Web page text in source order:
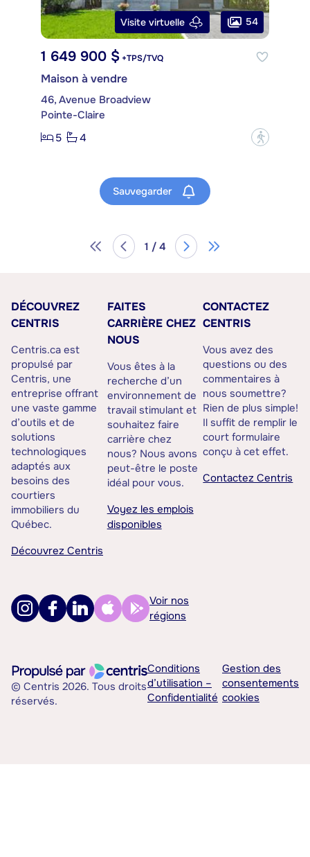
Visite virtuelle 54
1 649 900 $ +TPS/TVQ
Maison à vendre
46, Avenue Broadview
Pointe-Claire
5
4 ?
Sauvegarder
1 / 4
DÉCOUVREZ
CENTRIS
Centris.ca est
propulsé par
Centris, une
entreprise offrant
une vaste gamme
d’outils et de
solutions
technologiques
adaptés aux
besoins des
courtiers
immobiliers du
Québec.
Découvrez Centris
FAITES
CARRIÈRE CHEZ
NOUS
Vous êtes à la
recherche d’un
environnement de
travail stimulant et
souhaitez faire
carrière chez
nous? Nous avons
peut-être le poste
idéal pour vous.
Voyez les emplois
disponibles
CONTACTEZ
CENTRIS
Vous avez des
questions ou des
commentaires à
nous soumettre?
Rien de plus simple!
Il suffit de remplir le
court formulaire
conçu à cet effet.
Contactez Centris
Voir nos
régions
© Centris 2026. Tous droits
réservés.
Conditions
d’utilisation –
Confidentialité
Gestion des
consentements
cookies